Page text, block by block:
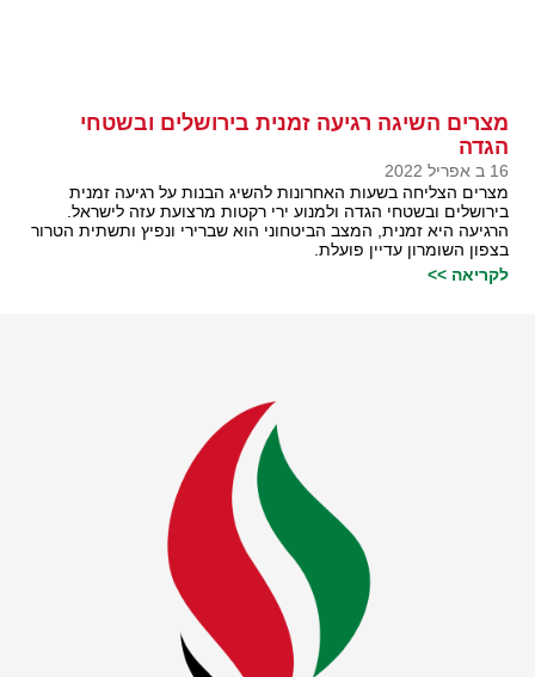
מצרים השיגה רגיעה זמנית בירושלים ובשטחי
הגדה
16 ב אפריל 2022
מצרים הצליחה בשעות האחרונות להשיג הבנות על רגיעה זמנית
בירושלים ובשטחי הגדה ולמנוע ירי רקטות מרצועת עזה לישראל.
הרגיעה היא זמנית, המצב הביטחוני הוא שברירי ונפיץ ותשתית הטרור
בצפון השומרון עדיין פועלת.
לקריאה >>